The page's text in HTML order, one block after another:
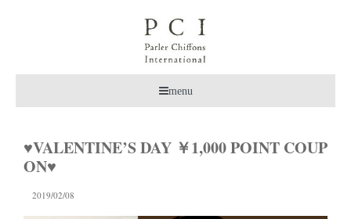
menu
♥VALENTINE’S DAY ￥1,000 POINT COUP
ON♥
2019/02/08